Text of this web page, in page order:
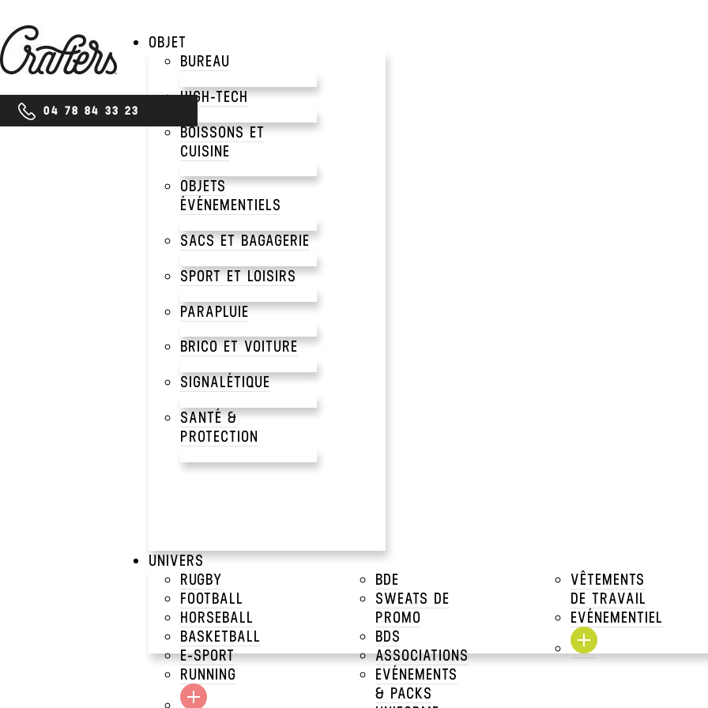
04 78 84 33 23
OBJET
BUREAU
HIGH-TECH
BOISSONS ET
CUISINE
OBJETS
ÉVÉNEMENTIELS
SACS ET BAGAGERIE
SPORT ET LOISIRS
PARAPLUIE
BRICO ET VOITURE
SIGNALÉTIQUE
SANTÉ &
PROTECTION
UNIVERS
RUGBY
FOOTBALL
HORSEBALL
BASKETBALL
E-SPORT
RUNNING
BDE
SWEATS DE
PROMO
BDS
ASSOCIATIONS
EVÉNEMENTS
& PACKS
VÊTEMENTS
DE TRAVAIL
EVÉNEMENTIEL